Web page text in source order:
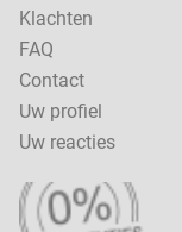
Klachten
FAQ
Contact
Uw profiel
Uw reacties